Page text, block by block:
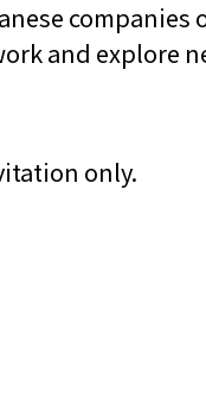
companies
and explore
only.